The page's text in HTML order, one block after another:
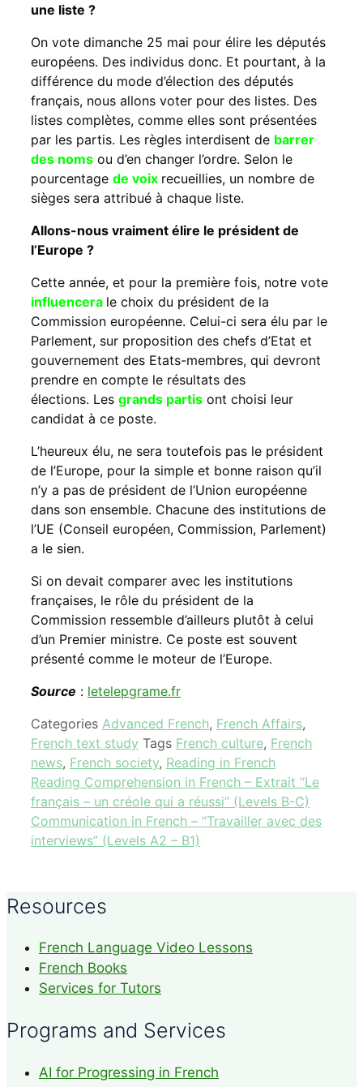
une liste ?
On vote dimanche 25 mai pour élire les députés
européens. Des individus donc. Et pourtant, à la
différence du mode d’élection des députés
français, nous allons voter pour des listes. Des
listes complètes, comme elles sont présentées
par les partis. Les règles interdisent de barrer
des noms ou d’en changer l’ordre. Selon le
pourcentage de voix recueillies, un nombre de
sièges sera attribué à chaque liste.
Allons-nous vraiment élire le président de
l’Europe ?
Cette année, et pour la première fois, notre vote
influencera le choix du président de la
Commission européenne. Celui-ci sera élu par le
Parlement, sur proposition des chefs d’Etat et
gouvernement des Etats-membres, qui devront
prendre en compte le résultats des
élections. Les grands partis ont choisi leur
candidat à ce poste.
L’heureux élu, ne sera toutefois pas le président
de l’Europe, pour la simple et bonne raison qu’il
n’y a pas de président de l’Union européenne
dans son ensemble. Chacune des institutions de
l’UE (Conseil européen, Commission, Parlement)
a le sien.
Si on devait comparer avec les institutions
françaises, le rôle du président de la
Commission ressemble d’ailleurs plutôt à celui
d’un Premier ministre. Ce poste est souvent
présenté comme le moteur de l’Europe.
Source : letelepgrame.fr
Categories Advanced French, French Affairs,
French text study Tags French culture, French
news, French society, Reading in French
Reading Comprehension in French – Extrait “Le
français – un créole qui a réussi” (Levels B-C)
Communication in French – “Travailler avec des
interviews” (Levels A2 – B1)
Resources
French Language Video Lessons
French Books
Services for Tutors
Programs and Services
AI for Progressing in French